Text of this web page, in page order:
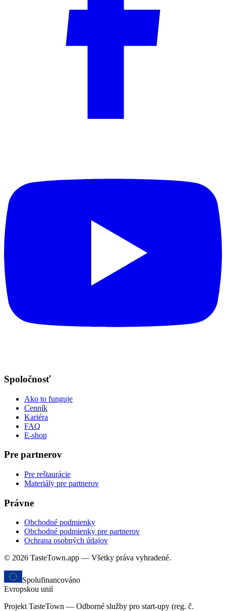
Spoločnosť
Ako to funguje
Cenník
Kariéra
FAQ
E-shop
Pre partnerov
Pre reštaurácie
Materiály pre partnerov
Právne
Obchodné podmienky
Obchodné podmienky pre partnerov
Ochrana osobných údajov
© 2026 TasteTown.app — Všetky práva vyhradené.
Spolufinancováno
Evropskou unií
Projekt TasteTown — Odborné služby pro start-upy (reg. č.